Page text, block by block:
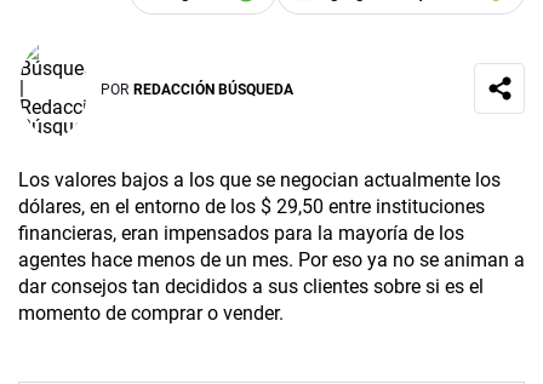
POR REDACCIÓN BÚSQUEDA
Los valores bajos a los que se negocian actualmente los
dólares, en el entorno de los $ 29,50 entre instituciones
financieras, eran impensados para la mayoría de los
agentes hace menos de un mes. Por eso ya no se animan a
dar consejos tan decididos a sus clientes sobre si es el
momento de comprar o vender.